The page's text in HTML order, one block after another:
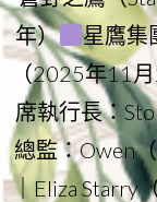
年）
星鷹集
（2025年11
席執行長：
總監：Owen
｜Eliza Starry